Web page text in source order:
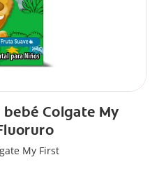
Colgate My
My First